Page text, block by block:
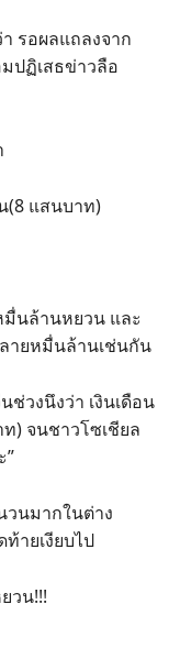
รอผลแถลงจาก
ปฏิเสธข่าวลือ
(8 แสนบาท)
นล้านหยวน และ
ายหมื่นล้านเช่นกัน
ช่วงนึงว่า เงินเดือน
) จนชาวโซเชียล
วนมากในต่าง
ายเงียบไป
วน!!!